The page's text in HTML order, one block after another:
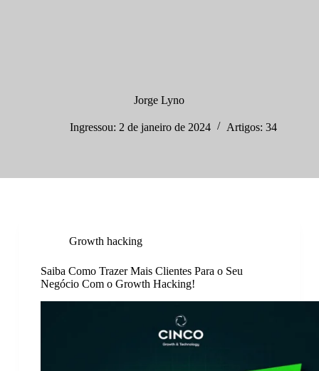
t
Jorge Lyno
Ingressou: 2 de janeiro de 2024 Artigos: 34
Growth hacking
Saiba Como Trazer Mais Clientes Para o Seu
Negócio Com o Growth Hacking!